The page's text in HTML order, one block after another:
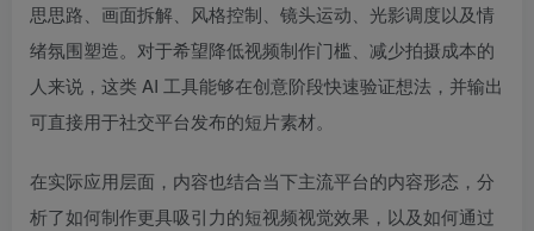
思思路、画面拆解、风格控制、镜头运动、光影调度以及情
绪氛围塑造。对于希望降低视频制作门槛、减少拍摄成本的
人来说，这类 AI 工具能够在创意阶段快速验证想法，并输出
可直接用于社交平台发布的短片素材。
在实际应用层面，内容也结合当下主流平台的内容形态，分
析了如何制作更具吸引力的短视频视觉效果，以及如何通过